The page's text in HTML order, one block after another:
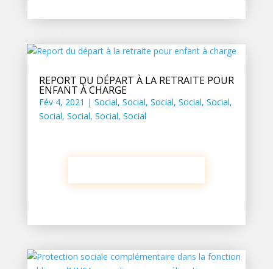
REPORT DU DÉPART À LA RETRAITE POUR
ENFANT À CHARGE
Fév 4, 2021 | Social, Social, Social, Social, Social,
Social, Social, Social, Social